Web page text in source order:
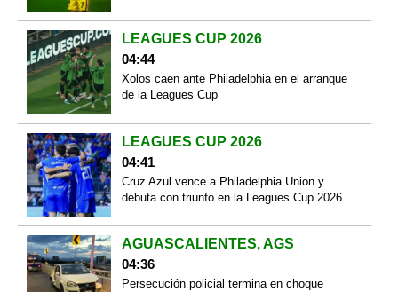
LEAGUES CUP 2026
04:44
Xolos caen ante Philadelphia en el arranque
de la Leagues Cup
LEAGUES CUP 2026
04:41
Cruz Azul vence a Philadelphia Union y
debuta con triunfo en la Leagues Cup 2026
AGUASCALIENTES, AGS
04:36
Persecución policial termina en choque